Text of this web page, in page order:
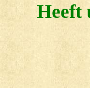
Heeft